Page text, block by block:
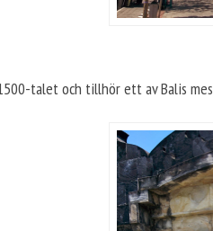
talet och tillhör ett av Balis